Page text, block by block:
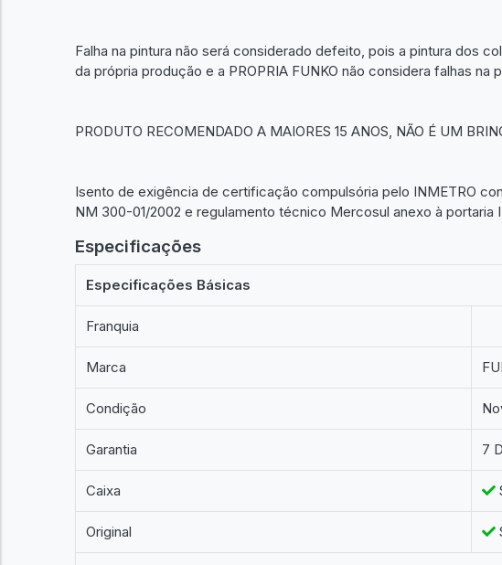
Falha na pintura não será considerado defeito, pois a pintura dos
da própria produção e a PROPRIA FUNKO não considera falhas
PRODUTO RECOMENDADO A MAIORES 15 ANOS, NÃO É UM
Isento de exigência de certificação compulsória pelo INMETRO
NM 300-01/2002 e regulamento técnico Mercosul anexo à portaria
Especificações
Especificações Básicas
Franquia
Marca
Condição
Garantia 7
Caixa
Original